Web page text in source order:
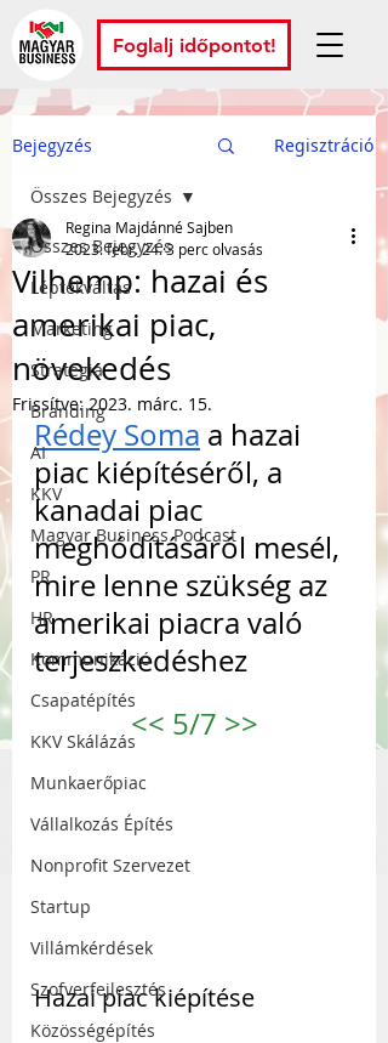
Foglalj időpontot!
Bejegyzés Regisztráció
Összes Bejegyzés
Léptékváltás
Marketing
Stratégia
Branding
AI
KKV
Magyar Business Podcast
PR
HR
Kommunikáció
Csapatépítés
KKV Skálázás
Munkaerőpiac
Vállalkozás Építés
Nonprofit Szervezet
Startup
Villámkérdések
Szofverfejlesztés
Közösségépítés
Összes Bejegyzés
Vilhemp: hazai és
amerikai piac,
növekedés
Regina Majdánné Sajben
2023. febr. 24.3 perc olvasás
Frissítve:2023. márc. 15.
Rédey Soma a hazai
piac kiépítéséről, a
kanadai piac
meghódításáról mesél,
mire lenne szükség az
amerikai piacra való
terjeszkedéshez
<< 5/7 >>
Hazai piac kiépítése